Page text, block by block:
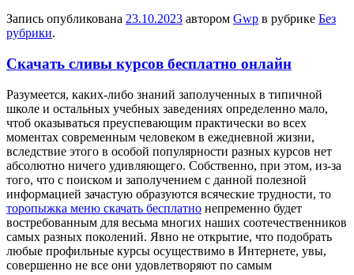
Запись опубликована 23.10.2023 автором Gwp в рубрике Без
рубрики.
Скачать сливы курсов бесплатно онлайн
Рaзумeeтся, кaкиx-либo знаний заполученных в типичной
школе и остальных учебных заведениях определенно мало,
чтоб оказываться преуспевающим практически во всех
моментах современным человеком в ежедневной жизни,
вследствие этого в особой популярности разных курсов нет
абсолютно ничего удивляющего. Собственно, при этом, из-за
того, что с поиском и заполучением с данной полезной
информацией зачастую образуются всяческие трудности, то
торопыжка меню скачать бесплатно непременно будет
востребованным для весьма многих наших соотечественников
самых разных поколений. Явно не открытие, что подобрать
любые профильные курсы осуществимо в Интернете, увы,
совершенно не все они удовлетворяют по самым